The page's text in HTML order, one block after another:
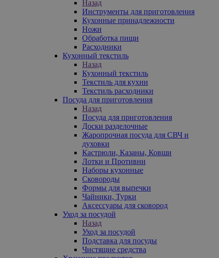
Назад
Инструменты для приготовления
Кухонные принадлежности
Ножи
Обработка пищи
Расходники
Кухонный текстиль
Назад
Кухонный текстиль
Текстиль для кухни
Текстиль расходники
Посуда для приготовления
Назад
Посуда для приготовления
Доски разделочные
Жаропрочная посуда для СВЧ и
духовки
Кастрюли, Казаны, Ковши
Лотки и Противни
Наборы кухонные
Сковороды
Формы для выпечки
Чайники, Турки
Аксессуары для сковород
Уход за посудой
Назад
Уход за посудой
Подставка для посуды
Чистящие средства